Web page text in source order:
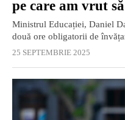
pe care am vrut
formate? Și înveți
folosească”
Ministrul Educației, Daniel
două ore obligatorii de
25 SEPTEMBRIE 2025